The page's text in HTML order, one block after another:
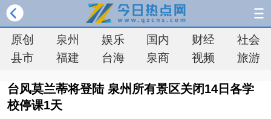
原创 泉州 娱乐 国内 财经
社会
县市
福建 台海 泉商 视频 旅游
台风莫兰蒂将登陆 泉州所有景区关闭14日各学
校停课1天